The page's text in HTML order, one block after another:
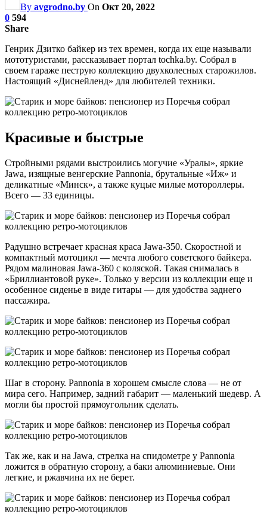
By avgrodno.by On Окт 20, 2022
0 594
Share
Генрик Дзитко байкер из тех времен, когда их еще называли
мототуристами, рассказывает портал tochka.by. Собрал в
своем гараже пеструю коллекцию двухколесных старожилов.
Настоящий «Диснейленд» для любителей техники.
Красивые и быстрые
Стройными рядами выстроились могучие «Уралы», яркие
Jawa, изящные венгерские Pannonia, брутальные «Иж» и
деликатные «Минск», а также куцые милые мотороллеры.
Всего — 33 единицы.
Радушно встречает красная краса Jawa-350. Скоростной и
компактный мотоцикл — мечта любого советского байкера.
Рядом малиновая Jawa-360 с коляской. Такая снималась в
«Бриллиантовой руке». Только у версии из коллекции еще и
особенное сиденье в виде гитары — для удобства заднего
пассажира.
Шаг в сторону. Pannonia в хорошем смысле слова — не от
мира сего. Например, задний габарит — маленький шедевр. А
могли бы простой прямоугольник сделать.
Так же, как и на Jawa, стрелка на спидометре у Pannonia
ложится в обратную сторону, а баки алюминиевые. Они
легкие, и ржавчина их не берет.